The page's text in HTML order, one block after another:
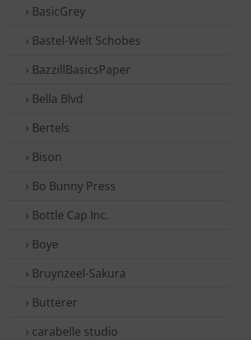
› BasicGrey
› Bastel-Welt Schobes
› BazzillBasicsPaper
› Bella Blvd
› Bertels
› Bison
› Bo Bunny Press
› Bottle Cap Inc.
› Boye
› Bruynzeel-Sakura
› Butterer
› carabelle studio